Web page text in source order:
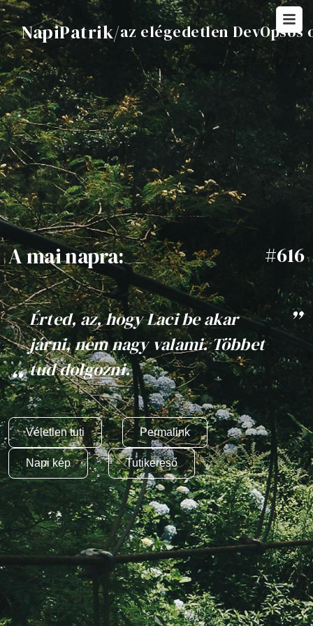
NapiPatrik/az elégedetlen DevOpsos
#616
A mai napra:
Érted, az, hogy Laci be akar
járni, nem nagy valami. Többet
tud dolgozni.
Véletlen tuti Permalink
Napi kép Tutikereső